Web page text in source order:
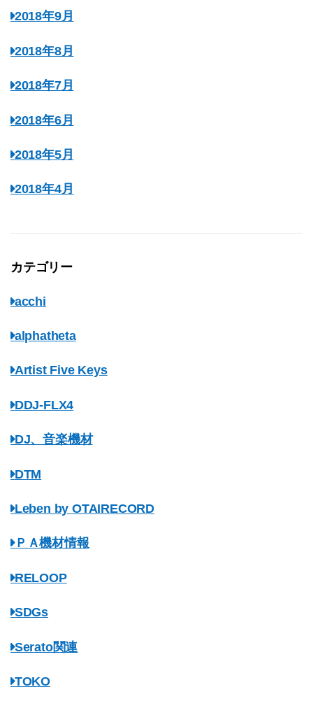
2018年9月
2018年8月
2018年7月
2018年6月
2018年5月
2018年4月
カテゴリー
acchi
alphatheta
Artist Five Keys
DDJ-FLX4
DJ、音楽機材
DTM
Leben by OTAIRECORD
ＰＡ機材情報
RELOOP
SDGs
Serato関連
TOKO